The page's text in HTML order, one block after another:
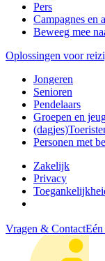
Pers
Campagnes en
Beweeg mee
Oplossingen voor
Jongeren
Senioren
Pendelaars
Groepen en
Personen met
Zakelijk
Privacy
Vragen & Contact